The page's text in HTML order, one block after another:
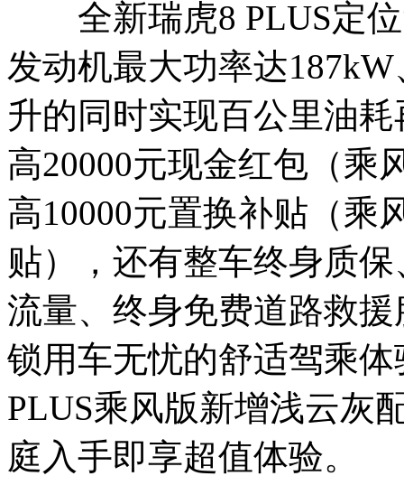
全新瑞虎8 PLUS定位
发动机最大功率达
升的同时实现百公里油
高20000元现金红包（乘
高10000元置换补贴（乘
贴），还有整车终身质
流量、终身免费道路救
锁用车无忧的舒适驾乘
PLUS乘风版新增浅云灰
庭入手即享超值体验。